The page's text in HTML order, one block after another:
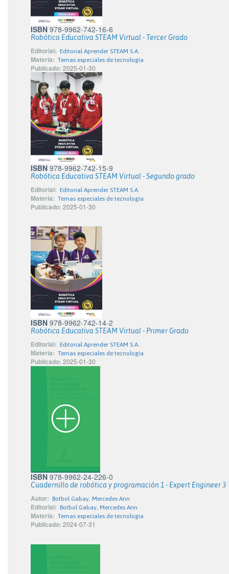
ISBN 978-9962-742-16-6
Robótica Educativa STEAM Virtual - Tercer Grado
Editorial: Editorial Aprender STEAM S.A.
Materia: Temas especiales de tecnología
Publicado: 2025-01-30
ISBN 978-9962-742-15-9
Robótica Educativa STEAM Virtual - Segundo grado
Editorial: Editorial Aprender STEAM S.A.
Materia: Temas especiales de tecnología
Publicado: 2025-01-30
ISBN 978-9962-742-14-2
Robótica Educativa STEAM Virtual - Primer Grado
Editorial: Editorial Aprender STEAM S.A.
Materia: Temas especiales de tecnología
Publicado: 2025-01-30
ISBN 978-9962-24-226-0
Cuadernillo de robótica y programación 1 - Expert Engineer 3
Autor: Botbol Gabay, Mercedes Ann
Editorial: Botbol Gabay, Mercedes Ann
Materia: Temas especiales de tecnología
Publicado: 2024-07-31